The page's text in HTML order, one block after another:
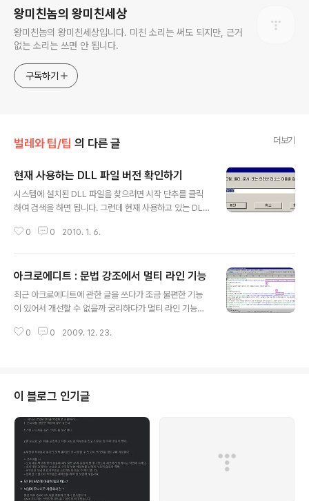
왕미친놈의 왕미친세상
왕미친놈의 왕미친세상입니다. 미친 소리는 써도 되지만, 근거
없는 소리는 쓰면 안 됩니다.
구독하기
벌레와 팁/팁 의 다른 글 더보기
현재 사용하는 DLL 파일 버전 확인하기
시스템에 설치된 DLL 파일을 찾으려면 시작 단추를 클릭
하여 검색을 하면 됩니다. 그런데 현재 사용하고 있는 DLL
하면 된다고요? 물론 프로세스 익스플로러라는 걸출한 유
틸리티를 사용하면 됩니다. 이것은 윈도에 기본으로 포함
되어 있는 툴입니다. 시스템 정보 실행하기 시스템 정보(m
sinfo32)는 어떻게 실행하는가? 이 시스템 정보를 찾으려
에서 실행을 클릭합니다. 위와 같이 하면 아래와 같은 시스
0 0 2010. 1. 6.
아크로에디트 : 문법 강조에서 멀티 라인 기능
최근 아크로에디트에 관한 글을 쓰다가 조금 불편한 기능
이 있어서 개선할 수 없을까 궁리하다가 멀티 라인 기능이
을 보면 글 내용이 강제 열 맞춤 지시선에 걸쳐 있습니다.
문법 강조가 올바르게 되었습니다. 기본적으로 3번 영역은
모두 비었습니다. 자동 줄 바꿈을 하였으니 당연한 일이지
요. 문제는 1번 영역이다. 이것은 중간이 잘립니다. 위 그림
비교 1을 살펴보면, 윗부분은 제대로 문법 강조가 되었는
국 윗부분은 파란색으..
0 0 2009. 12. 23.
이 블로그 인기글